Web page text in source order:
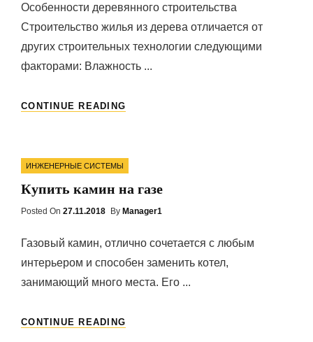
Особенности деревянного строительства
Строительство жилья из дерева отличается от
других строительных технологии следующими
факторами: Влажность ...
CONTINUE READING
БРУСА
Categories
ИНЖЕНЕРНЫЕ СИСТЕМЫ
Купить камин на газе
Posted On Posted
27.11.2018 By Manager1
Газовый камин, отлично сочетается с любым
интерьером и способен заменить котел,
занимающий много места. Его ...
CONTINUE READING